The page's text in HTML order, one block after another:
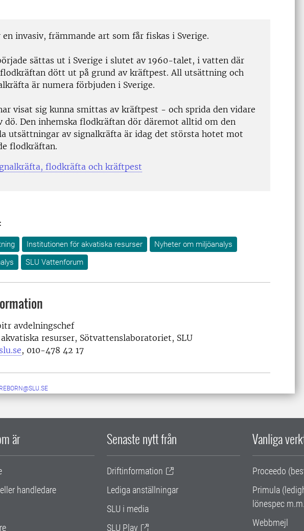
en invasiv, främmande art som får fiskas i Sverige.
sättas ut i Sverige i slutet av 1960-talet, i vatten där
dött ut på grund av kräftpest. All utsättning och
är numera förbjuden i Sverige.
visat sig kunna smittas av kräftpest - och sprida den vidare
dö. Den inhemska flodkräftan dör däremot alltid om den
utsättningar av signalkräfta är idag det största hotet mot
flodkräftan.
flodkräfta och kräftpest
Institutionen för akvatiska resurser
Nyheter om miljöanalys
SLU Vattenforum
avdelningschef
resurser, Sötvattenslaboratoriet, SLU
, 010-478 42 17
är
handledare
Senaste nytt från
Driftinformation
Lediga anställningar
SLU i media
SLU Play
Vanliga
Proceedo
Primula
lönespec
Webbmejl